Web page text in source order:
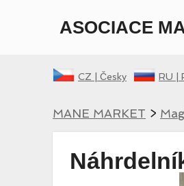
ASOCIACE
CZ | Česky RU |
MANE MARKET >